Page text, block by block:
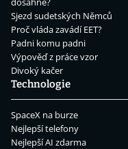
Sjezd sudetských Němců
Proč vláda zavádí EET?
Padni komu padni
Výpověď z práce vzor
Divoký kačer
Technologie
SpaceX na burze
Nejlepší telefony
Nejlepší AI zdarma